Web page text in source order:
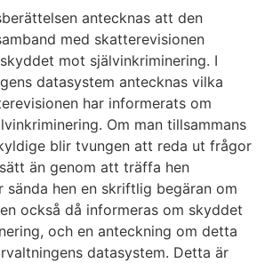
antecknas att den
med skatterevisionen
mot självinkriminering. I
datasystem antecknas vilka
har informerats om
Om man tillsammans
blir tvungen att reda ut frågor
än genom att träffa hen
sända hen en skriftlig begäran om
också då informeras om skyddet
och en anteckning om detta
datasystem. Detta är